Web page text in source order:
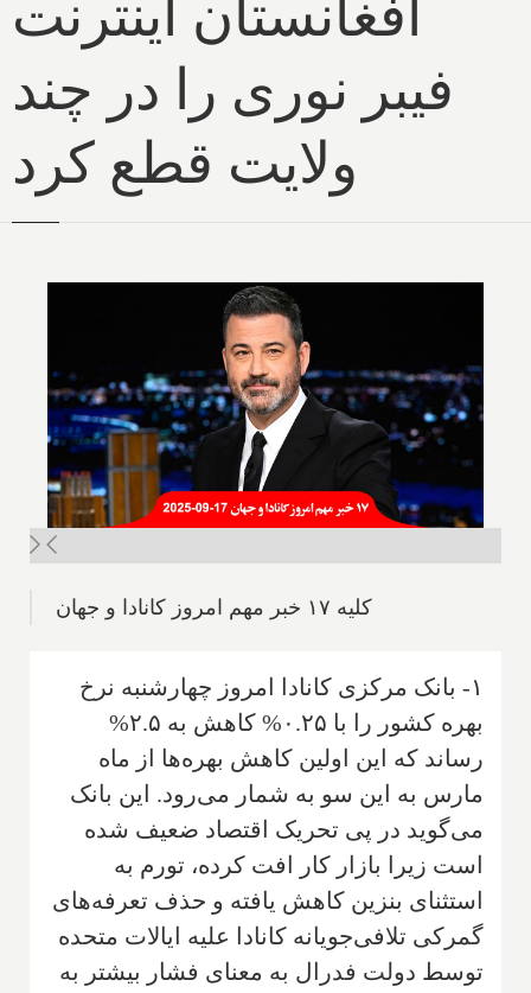
افغانستان اینترنت
فیبر نوری را در چند
ولایت قطع کرد
کلیه ۱۷ خبر مهم امروز کانادا و جهان
۱- بانک مرکزی کانادا امروز چهارشنبه نرخ
بهره کشور را با ۰.۲۵% کاهش به ۲.۵%
رساند که این اولین کاهش بهره‌ها از ماه
مارس به این سو به شمار می‌رود. این بانک
می‌گوید در پی تحریک اقتصاد ضعیف شده
است زیرا بازار کار افت کرده، تورم به
استثنای بنزین کاهش یافته و حذف تعرفه‌های
گمرکی تلافی‌جویانه کانادا علیه ایالات متحده
توسط دولت فدرال به معنای فشار بیشتر به